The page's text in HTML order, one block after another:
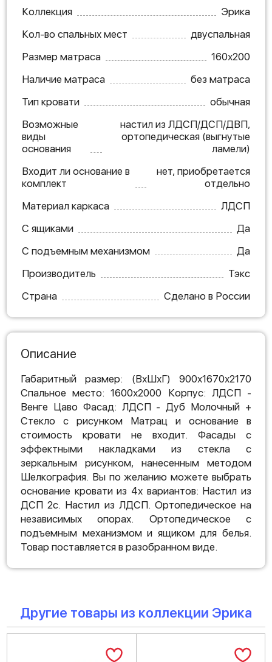
Коллекция
Эрика
Кол-во спальных мест
двуспальная
Размер матраса
160х200
Наличие матраса
без матраса
Тип кровати
обычная
Возможные
виды
основания
настил из ЛДСП/ДСП/ДВП,
ортопедическая (выгнутые
ламели)
Входит ли основание в
комплект
нет, приобретается
отдельно
Материал каркаса
ЛДСП
С ящиками
Да
С подъемным механизмом
Да
Производитель
Тэкс
Страна
Сделано в России
Описание
Габаритный размер: (ВхШхГ) 900х1670х2170
Спальное место: 1600х2000 Корпус: ЛДСП -
Венге Цаво Фасад: ЛДСП - Дуб Молочный +
Стекло с рисунком Матрац и основание в
стоимость кровати не входит. Фасады с
эффектными накладками из стекла с
зеркальным рисунком, нанесенным методом
Шелкография. Вы по желанию можете выбрать
основание кровати из 4х вариантов: Настил из
ДСП 2с. Настил из ЛДСП. Ортопедическое на
независимых опорах. Ортопедическое с
подъемным механизмом и ящиком для белья.
Товар поставляется в разобранном виде.
Другие товары из коллекции Эрика